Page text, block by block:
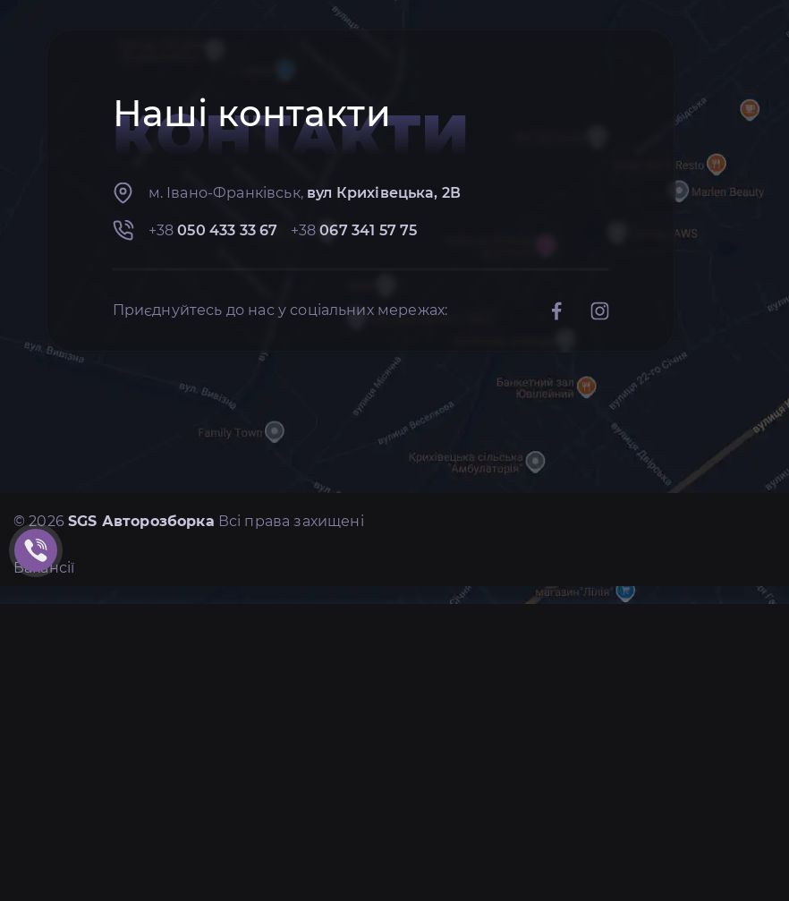
Наші контакти
КОНТАКТИ
м. Івано-Франківськ, вул Крихівецька, 2В
+38050 433 33 67 +38067 341 57 75
Приєднуйтесь до нас у соціальних мережах:
© 2026SGS Авторозборка Всі права захищені
Вакансії